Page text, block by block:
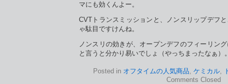
マにも効くんよー。
CVTトランスミッションと、ノンスリップデフ
ゃ駄目ですけんね。
ノンスリの効きが、オープンデフのフィーリン
と言うと分かり易いでしょ（やっちまったなぁ）
Posted in オフタイムの人気商品, ケミカル,
Comments Closed